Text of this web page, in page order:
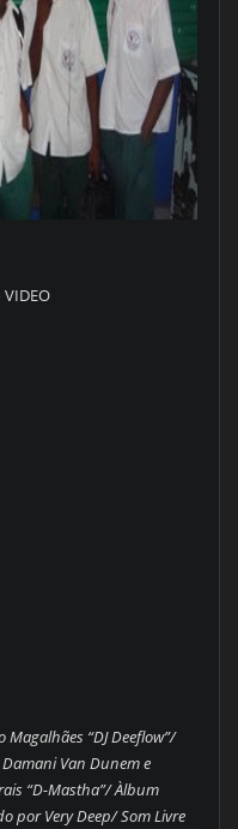
“DJ Deeflow”/
Van Dunem e
“D-Mastha”/ Àlbum
por Very Deep/ Som Livre